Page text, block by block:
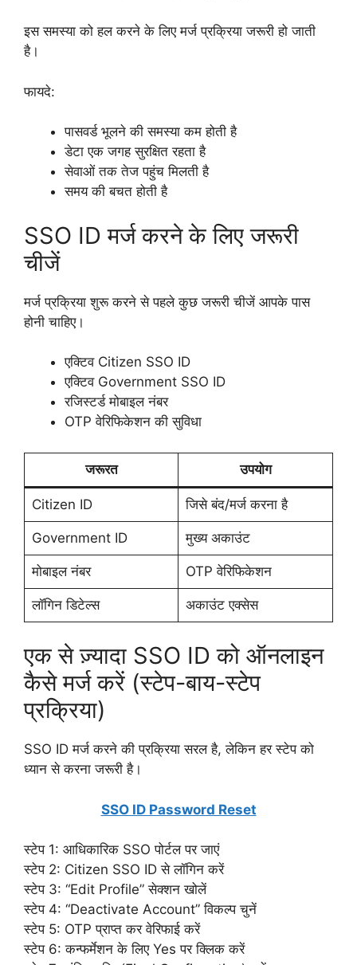
इस समस्या को हल करने के लिए मर्ज प्रक्रिया जरूरी हो जाती
है।
फायदे:
पासवर्ड भूलने की समस्या कम होती है
डेटा एक जगह सुरक्षित रहता है
सेवाओं तक तेज पहुंच मिलती है
समय की बचत होती है
SSO ID मर्ज करने के लिए जरूरी
चीजें
मर्ज प्रक्रिया शुरू करने से पहले कुछ जरूरी चीजें आपके पास
होनी चाहिए।
एक्टिव Citizen SSO ID
एक्टिव Government SSO ID
रजिस्टर्ड मोबाइल नंबर
OTP वेरिफिकेशन की सुविधा
जरूरत उपयोग
Citizen ID जिसे बंद/मर्ज करना है
Government ID मुख्य अकाउंट
मोबाइल नंबर OTP वेरिफिकेशन
लॉगिन डिटेल्स अकाउंट एक्सेस
एक से ज़्यादा SSO ID को ऑनलाइन
कैसे मर्ज करें (स्टेप-बाय-स्टेप
प्रक्रिया)
SSO ID मर्ज करने की प्रक्रिया सरल है, लेकिन हर स्टेप को
ध्यान से करना जरूरी है।
SSO ID Password Reset
स्टेप 1: आधिकारिक SSO पोर्टल पर जाएं
स्टेप 2: Citizen SSO ID से लॉगिन करें
स्टेप 3: “Edit Profile” सेक्शन खोलें
स्टेप 4: “Deactivate Account” विकल्प चुनें
स्टेप 5: OTP प्राप्त कर वेरिफाई करें
स्टेप 6: कन्फर्मेशन के लिए Yes पर क्लिक करें